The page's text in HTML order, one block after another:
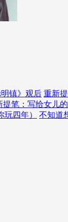
明镇》观后 重新
提笔：写给女儿
玩四年） 不知道